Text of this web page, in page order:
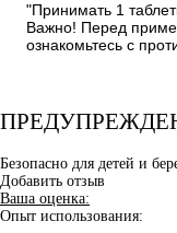
"Принимать 1
Важно! Перед
ознакомьтесь с
Безопасно для детей и
Добавить отзыв
Ваша оценка:
Опыт использования: